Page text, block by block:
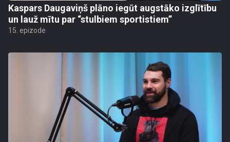
Kaspars Daugaviņš plāno iegūt augstāko izglītību
un lauž mītu par “stulbiem sportistiem”
15. epizode